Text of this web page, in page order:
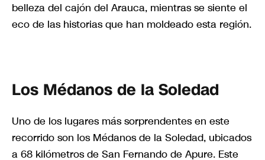
belleza del cajón del Arauca, mientras se siente el
eco de las historias que han moldeado esta región.
Los Médanos de la Soledad
Uno de los lugares más sorprendentes en este
recorrido son los Médanos de la Soledad, ubicados
a 68 kilómetros de San Fernando de Apure. Este